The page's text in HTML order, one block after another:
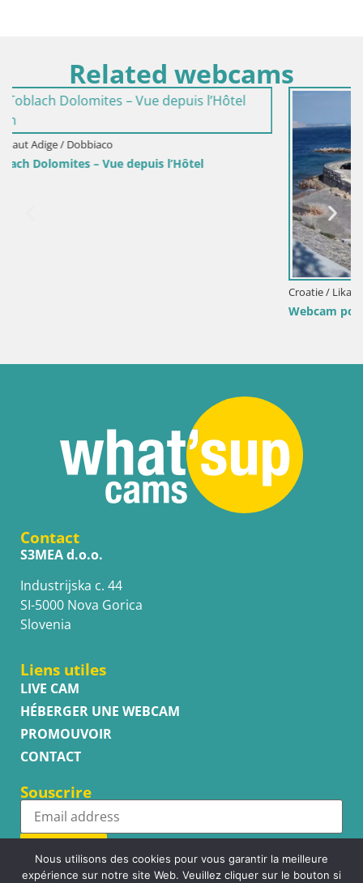
Related webcams
Webcam port de Senj – Vue sur la jetée et le phare
Contact
S3MEA d.o.o.
Industrijska c. 44
SI-5000 Nova Gorica
Slovenia
Liens utiles
LIVE CAM
HÉBERGER UNE WEBCAM
PROMOUVOIR
CONTACT
Souscrire
Subscribe
Nous utilisons des cookies pour vous garantir la meilleure
expérience sur notre site Web. Veuillez cliquer sur le bouton si